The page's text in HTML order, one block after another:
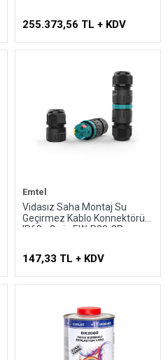
255.373,56 TL + KDV
Emtel
Vidasız Saha Montaj Su
Geçirmez Kablo Konnektörü
IP68 - 3 pin EW-P20-3P
147,33 TL + KDV